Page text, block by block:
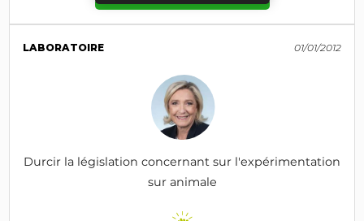
LABORATOIRE 01/01/2012
Durcir la législation concernant sur l'expérimentation
sur animale